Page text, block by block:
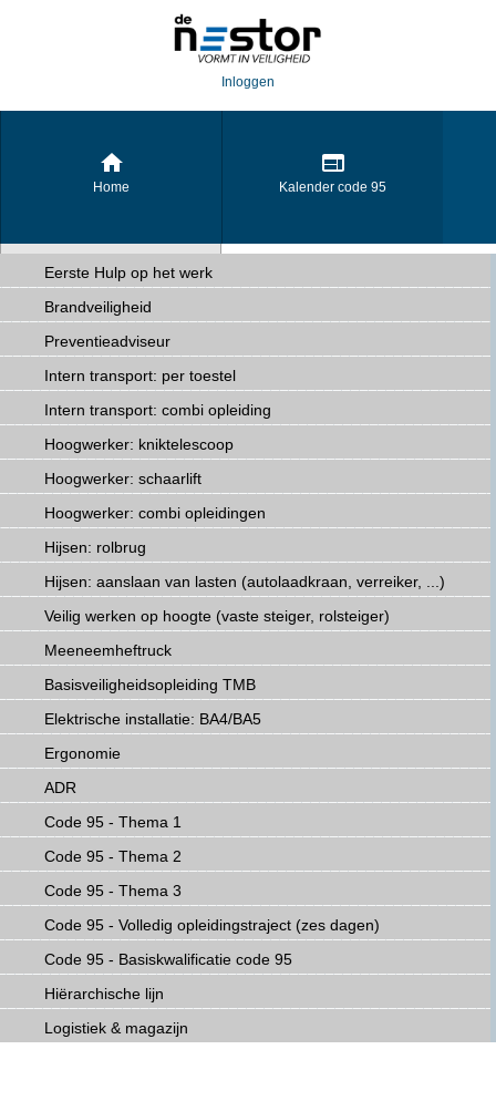
Inloggen
Home Kalender code 95
De Brandpreventiecoach
Eerste Hulp op het werk
Brandveiligheid
Preventieadviseur
Intern transport: per toestel
Intern transport: combi opleiding
Hoogwerker: kniktelescoop
Hoogwerker: schaarlift
Hoogwerker: combi opleidingen
Hijsen: rolbrug
Hijsen: aanslaan van lasten (autolaadkraan, verreiker, ...)
Veilig werken op hoogte (vaste steiger, rolsteiger)
Meeneemheftruck
Basisveiligheidsopleiding TMB
Elektrische installatie: BA4/BA5
Ergonomie
ADR
Code 95 - Thema 1
Code 95 - Thema 2
Code 95 - Thema 3
Code 95 - Volledig opleidingstraject (zes dagen)
Code 95 - Basiskwalificatie code 95
Hiërarchische lijn
Logistiek & magazijn